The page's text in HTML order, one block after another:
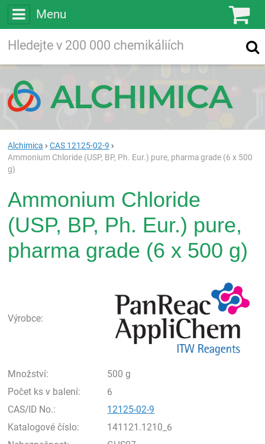
Menu
Vyhledávání
Alchimica
CAS 12125-02-9
Ammonium Chloride (USP, BP, Ph. Eur.) pure, pharma grade (6 x 500
g)
Ammonium Chloride
(USP, BP, Ph. Eur.) pure,
pharma grade (6 x 500 g)
Výrobce:
Množství:
500 g
Počet ks v balení:
6
CAS/ID No.:
12125-02-9
Katalogové číslo:
141121.1210_6